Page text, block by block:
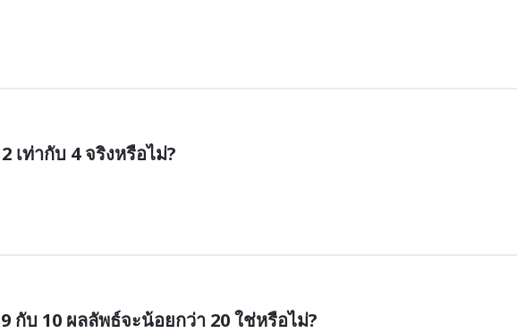
เท่ากับ 4 จริงหรือไม่?
กับ 10 ผลลัพธ์จะน้อยกว่า 20 ใช่หรือไม่?